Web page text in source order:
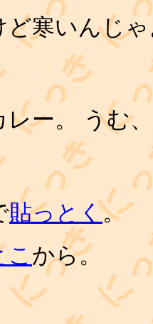
ど寒いんじ
ー。 うむ
貼っとく。
から。